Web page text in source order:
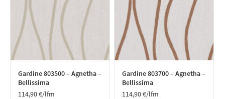
Gardine 803500 – Agnetha –
Bellissima
114,90€/lfm
Gardine 803700 – Agnetha –
Bellissima
114,90€/lfm